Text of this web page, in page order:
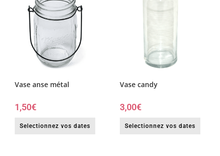
Vase anse métal
1,50€
Selectionnez vos dates
Vase candy
3,00€
Selectionnez vos dates